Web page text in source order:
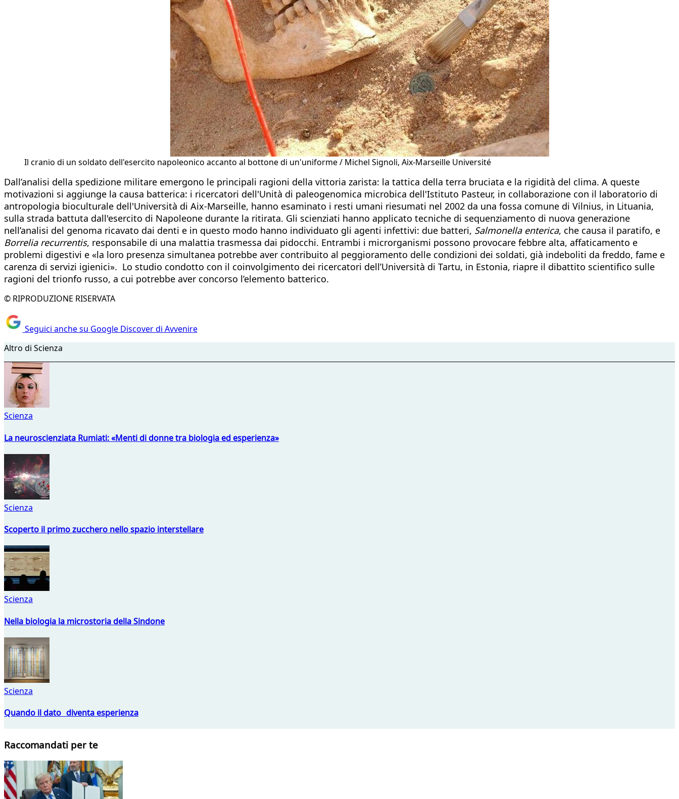
Il cranio di un soldato dell'esercito napoleonico accanto al bottone di un'uniforme / Michel Signoli, Aix-Marseille Université
Dall’analisi della spedizione militare emergono le principali ragioni della vittoria zarista: la tattica della terra bruciata e la rigidità del clima. A queste
motivazioni si aggiunge la causa batterica: i ricercatori dell'Unità di paleogenomica microbica dell'Istituto Pasteur, in collaborazione con il laboratorio di
antropologia bioculturale dell'Università di Aix-Marseille, hanno esaminato i resti umani riesumati nel 2002 da una fossa comune di Vilnius, in Lituania,
sulla strada battuta dall'esercito di Napoleone durante la ritirata. Gli scienziati hanno applicato tecniche di sequenziamento di nuova generazione
nell’analisi del genoma ricavato dai denti e in questo modo hanno individuato gli agenti infettivi: due batteri, Salmonella enterica, che causa il paratifo, e
Borrelia recurrentis, responsabile di una malattia trasmessa dai pidocchi. Entrambi i microrganismi possono provocare febbre alta, affaticamento e
problemi digestivi e «la loro presenza simultanea potrebbe aver contribuito al peggioramento delle condizioni dei soldati, già indeboliti da freddo, fame e
carenza di servizi igienici». Lo studio condotto con il coinvolgimento dei ricercatori dell’Università di Tartu, in Estonia, riapre il dibattito scientifico sulle
ragioni del trionfo russo, a cui potrebbe aver concorso l’elemento batterico.
© RIPRODUZIONE RISERVATA
Seguici anche su Google Discover di Avvenire
Altro di Scienza
Scienza
La neuroscienziata Rumiati: «Menti di donne tra biologia ed esperienza»
Scienza
Scoperto il primo zucchero nello spazio interstellare
Scienza
Nella biologia la microstoria della Sindone
Scienza
Quando il dato diventa esperienza
Raccomandati per te